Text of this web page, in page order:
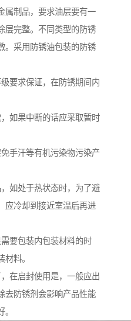
属制品，要求油层要有一
层完整。不同类型的防锈
。采用防锈油包装的防锈
要求保证，在防锈期间内
如果中断的话应采取暂时
手汗等有机污染物污染产
如处于热状态时，为了避
应冷却到接近室温后再进
要包装内包装材料的时
料。
在启封使用是，一般应出
去防锈剂会影响产品性能